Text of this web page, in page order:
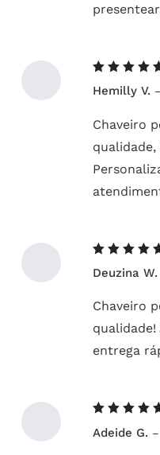
5de 5
Hemilly V. –
Chaveiro
5de 5
Deuzina W.
Chaveiro
entrega
5de 5
Adeide G. –